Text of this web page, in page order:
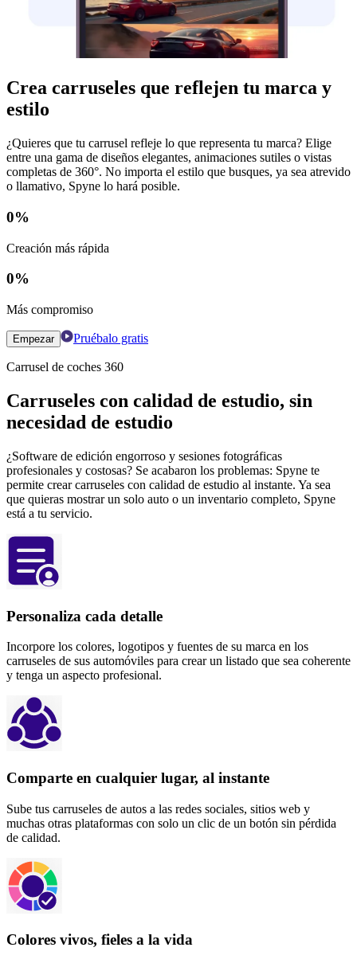
Crea carruseles que reflejen tu marca y
estilo
¿Quieres que tu carrusel refleje lo que representa tu marca? Elige
entre una gama de diseños elegantes, animaciones sutiles o vistas
completas de 360°. No importa el estilo que busques, ya sea atrevido
o llamativo, Spyne lo hará posible.
0%
Creación más rápida
0%
Más compromiso
Empezar Pruébalo gratis
Carrusel de coches 360
Carruseles con calidad de estudio, sin
necesidad de estudio
¿Software de edición engorroso y sesiones fotográficas
profesionales y costosas? Se acabaron los problemas: Spyne te
permite crear carruseles con calidad de estudio al instante. Ya sea
que quieras mostrar un solo auto o un inventario completo, Spyne
está a tu servicio.
Personaliza cada detalle
Incorpore los colores, logotipos y fuentes de su marca en los
carruseles de sus automóviles para crear un listado que sea coherente
y tenga un aspecto profesional.
Comparte en cualquier lugar, al instante
Sube tus carruseles de autos a las redes sociales, sitios web y
muchas otras plataformas con solo un clic de un botón sin pérdida
de calidad.
Colores vivos, fieles a la vida